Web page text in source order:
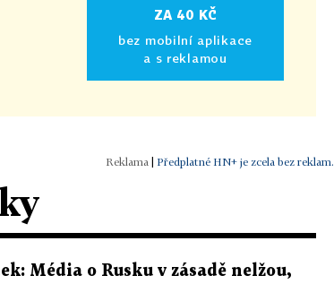
ZA 40 KČ
bez mobilní aplikace
a s reklamou
| Předplatné HN+ je zcela bez reklam.
Média o Rusku v zásadě nelžou,